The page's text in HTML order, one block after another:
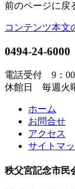
前のページに戻
コンテンツ本文
0494-24-6000
電話受付 9：00
休館日 毎週火
ホーム
お問合せ
アクセス
サイトマ
秩父宮記念市民